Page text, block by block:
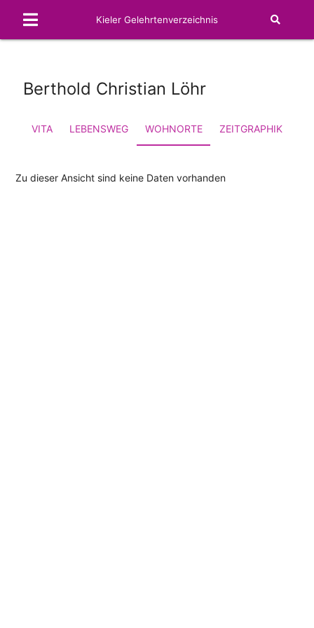
Kieler Gelehrtenverzeichnis
Berthold Christian Löhr
VITA LEBENSWEG WOHNORTE ZEITGRAPHIK
Zu dieser Ansicht sind keine Daten vorhanden